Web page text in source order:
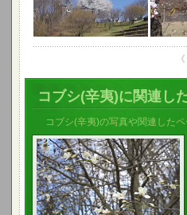
コブシ(辛夷)に関連し
コブシ(辛夷)の写真や関連した